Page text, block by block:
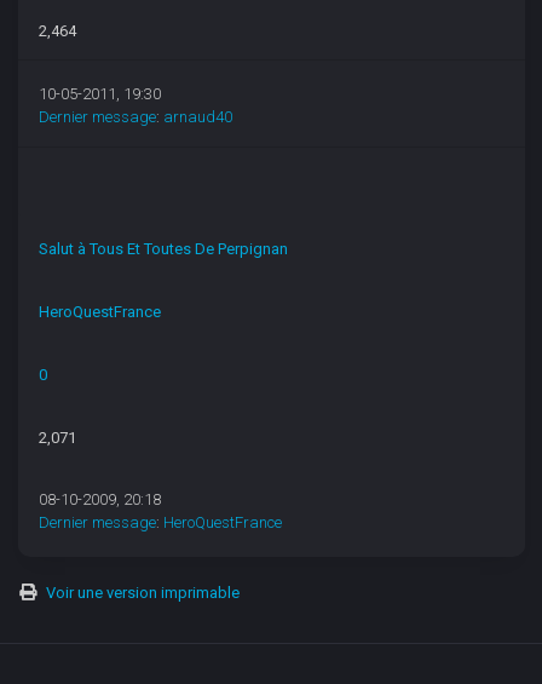
2,464
10-05-2011, 19:30
Dernier message: arnaud40
Salut à Tous Et Toutes De Perpignan
HeroQuestFrance
0
2,071
08-10-2009, 20:18
Dernier message: HeroQuestFrance
Voir une version imprimable